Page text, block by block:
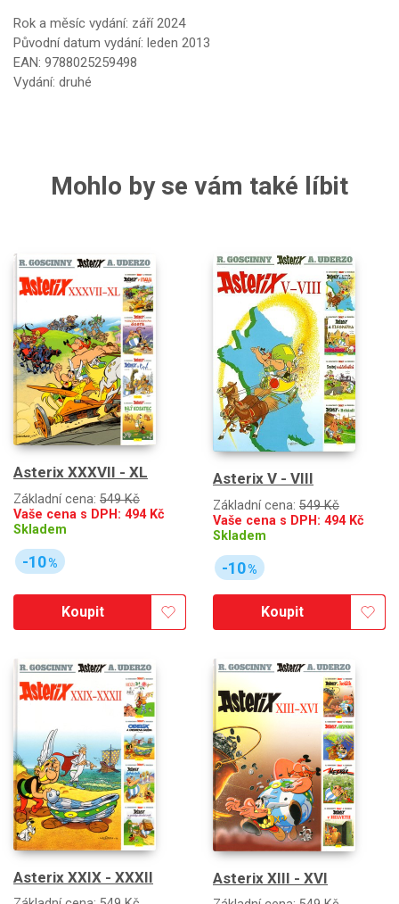
Rok a měsíc vydání: září 2024
Původní datum vydání: leden 2013
EAN: 9788025259498
Vydání: druhé
Mohlo by se vám také líbit
Asterix XXXVII - XL
Základní cena: 549 Kč
Vaše cena s DPH: 494Kč
Skladem
-10%
Koupit
Asterix V - VIII
Základní cena: 549 Kč
Vaše cena s DPH: 494Kč
Skladem
-10%
Koupit
Asterix XXIX - XXXII Asterix XIII - XVI